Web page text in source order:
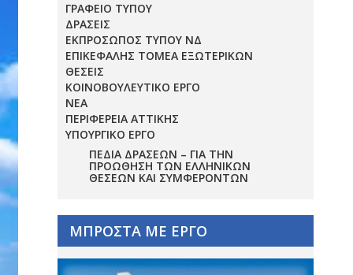
ΓΡΑΦΕΙΟ ΤΥΠΟΥ
ΔΡΑΣΕΙΣ
ΕΚΠΡΟΣΩΠΟΣ ΤΥΠΟΥ ΝΔ
ΕΠΙΚΕΦΑΛΗΣ ΤΟΜΕΑ ΕΞΩΤΕΡΙΚΩΝ
ΘΕΣΕΙΣ
ΚΟΙΝΟΒΟΥΛΕΥΤΙΚΟ ΕΡΓΟ
ΝΕΑ
ΠΕΡΙΦΕΡΕΙΑ ΑΤΤΙΚΗΣ
ΥΠΟΥΡΓΙΚΟ ΕΡΓΟ
ΠΕΔΊΑ ΔΡΆΣΕΩΝ – ΓΙΑ ΤΗΝ
ΠΡΟΏΘΗΣΗ ΤΩΝ ΕΛΛΗΝΙΚΏΝ
ΘΈΣΕΩΝ ΚΑΙ ΣΥΜΦΕΡΌΝΤΩΝ
ΜΠΡΟΣΤΑ ΜΕ ΕΡΓΟ